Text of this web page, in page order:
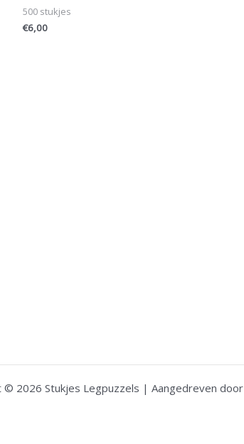
500 stukjes
€6,00
© 2026 Stukjes Legpuzzels | Aangedreven door